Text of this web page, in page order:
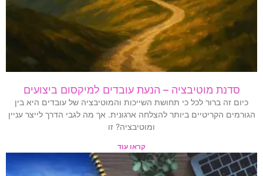
סדנת מוטיבציה – הנעת עובדים למיקסום ביצועים
כיום זה ברור לכל כי תחושת השייכות והמוטיבציה של עובדים היא בין
הגורמים הקריטיים ביותר להצלחה ארגונית. אך מה לגבי הדרך לייצר עניין
ומוטיבציה? זו
קראו עוד